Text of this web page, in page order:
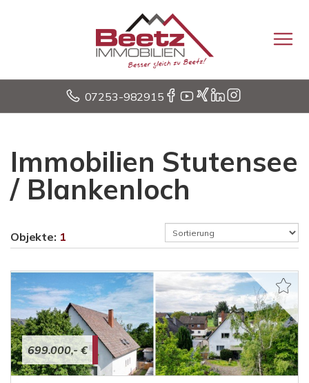
07253-982915
Immobilien Stutensee
/ Blankenloch
Objekte: 1
699.000,- €